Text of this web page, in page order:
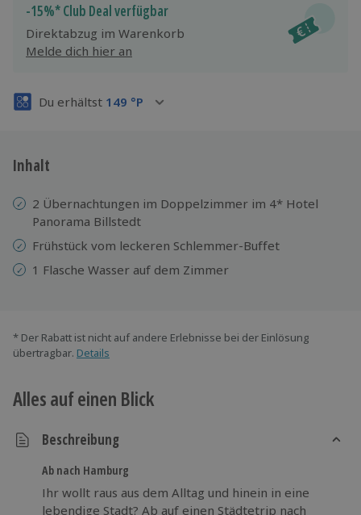
Jeder Gutschein für alle Erlebnisse einlösbar.
Maximale Sicherheit
3 Jahre gültig & verlängerbar.
-15%* Club Deal verfügbar
Direktabzug im Warenkorb
Melde dich hier an
Du erhältst 149 °P
Inhalt
2 Übernachtungen im Doppelzimmer im 4* Hotel
Panorama Billstedt
Frühstück vom leckeren Schlemmer-Buffet
1 Flasche Wasser auf dem Zimmer
* Der Rabatt ist nicht auf andere Erlebnisse bei der Einlösung
übertragbar. Details
Alles auf einen Blick
Beschreibung
Ab nach Hamburg
Ihr wollt raus aus dem Alltag und hinein in eine
lebendige Stadt? Ab auf einen Städtetrip nach